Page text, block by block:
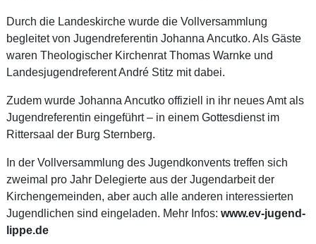
Durch die Landeskirche wurde die Vollversammlung
begleitet von Jugendreferentin Johanna Ancutko. Als Gäste
waren Theologischer Kirchenrat Thomas Warnke und
Landesjugendreferent André Stitz mit dabei.
Zudem wurde Johanna Ancutko offiziell in ihr neues Amt als
Jugendreferentin eingeführt – in einem Gottesdienst im
Rittersaal der Burg Sternberg.
In der Vollversammlung des Jugendkonvents treffen sich
zweimal pro Jahr Delegierte aus der Jugendarbeit der
Kirchengemeinden, aber auch alle anderen interessierten
Jugendlichen sind eingeladen. Mehr Infos: www.ev-jugend-
lippe.de